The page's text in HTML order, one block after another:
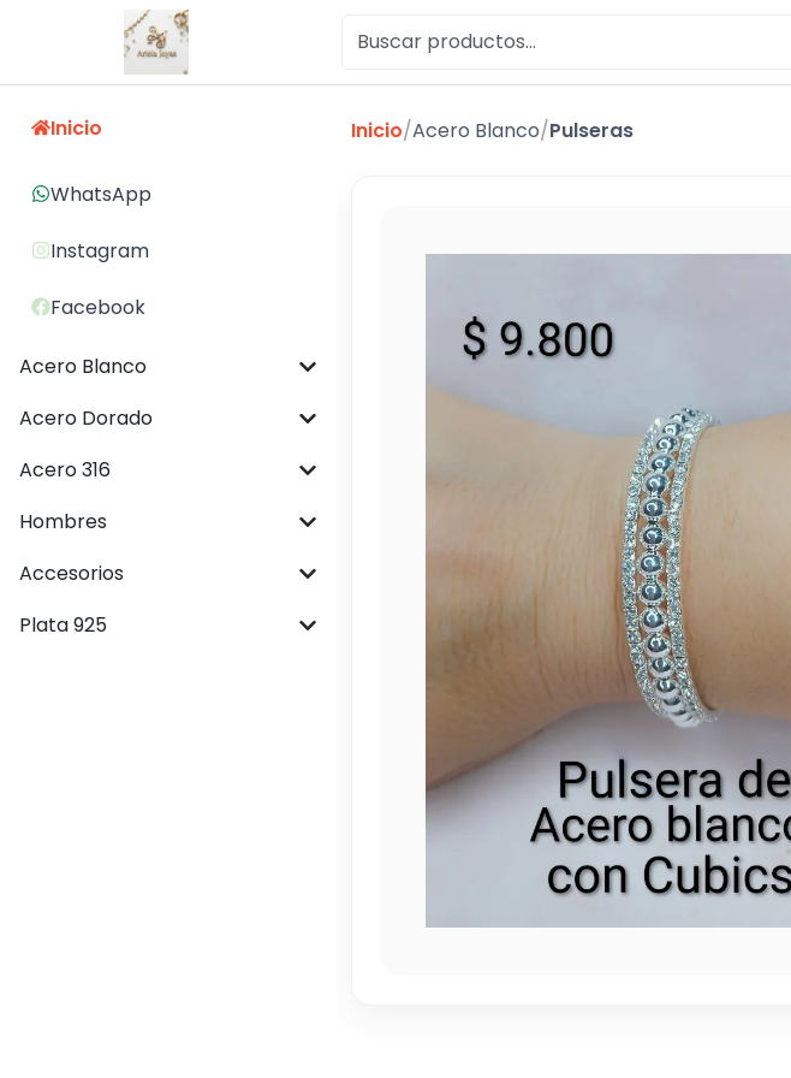
Inicio
WhatsApp
Instagram
Facebook
Acero Blanco
Acero Dorado
Acero 316
Hombres
Accesorios
Plata 925
Inicio/Acero Blanco/Pulseras